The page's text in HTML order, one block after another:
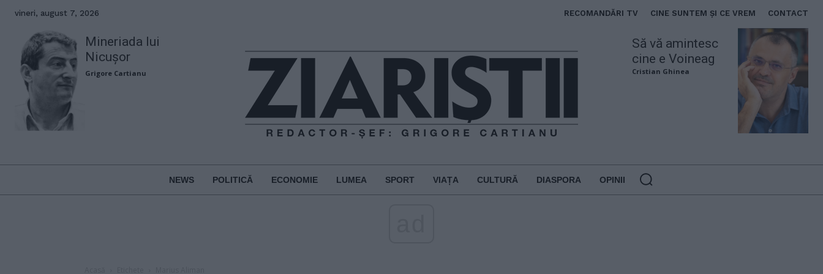
vineri, august 7, 2026 RECOMANDĂRI TV CINE SUNTEM ȘI CE VREM CONTACT
Mineriada lui
Nicușor
Grigore Cartianu
Să vă amintesc
cine e Voineag
Cristian Ghinea
NEWS POLITICĂ ECONOMIE LUMEA SPORT VIAȚA CULTURĂ DIASPORA OPINII